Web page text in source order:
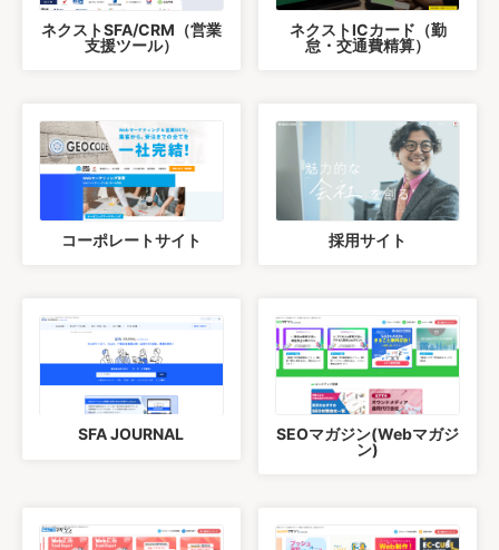
ネクストSFA/CRM（営業
支援ツール）
ネクストICカード（勤
怠・交通費精算）
コーポレートサイト 採用サイト
SFA JOURNAL
SEOマガジン(Webマガジ
ン)